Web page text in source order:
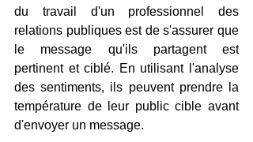
du travail d'un professionnel des
relations publiques est de s'assurer que
le message qu'ils partagent est
pertinent et ciblé. En utilisant l'analyse
des sentiments, ils peuvent prendre la
température de leur public cible avant
d'envoyer un message.